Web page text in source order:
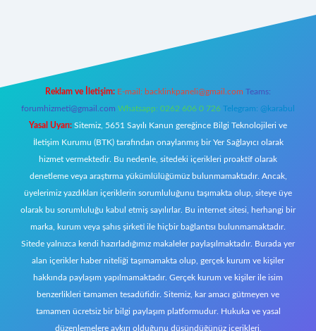
Reklam ve İletişim: E-mail: backlinkpaneli@gmail.com Teams:
forumhizmeti@gmail.com Whatsapp: 0262 606 0 726 Telegram: @karabul
Yasal Uyarı: Sitemiz, 5651 Sayılı Kanun gereğince Bilgi Teknolojileri ve
İletişim Kurumu (BTK) tarafından onaylanmış bir Yer Sağlayıcı olarak
hizmet vermektedir. Bu nedenle, sitedeki içerikleri proaktif olarak
denetleme veya araştırma yükümlülüğümüz bulunmamaktadır. Ancak,
üyelerimiz yazdıkları içeriklerin sorumluluğunu taşımakta olup, siteye üye
olarak bu sorumluluğu kabul etmiş sayılırlar. Bu internet sitesi, herhangi bir
marka, kurum veya şahıs şirketi ile hiçbir bağlantısı bulunmamaktadır.
Sitede yalnızca kendi hazırladığımız makaleler paylaşılmaktadır. Burada yer
alan içerikler haber niteliği taşımamakta olup, gerçek kurum ve kişiler
hakkında paylaşım yapılmamaktadır. Gerçek kurum ve kişiler ile isim
benzerlikleri tamamen tesadüfidir. Sitemiz, kar amacı gütmeyen ve
tamamen ücretsiz bir bilgi paylaşım platformudur. Hukuka ve yasal
düzenlemelere aykırı olduğunu düşündüğünüz içerikleri,